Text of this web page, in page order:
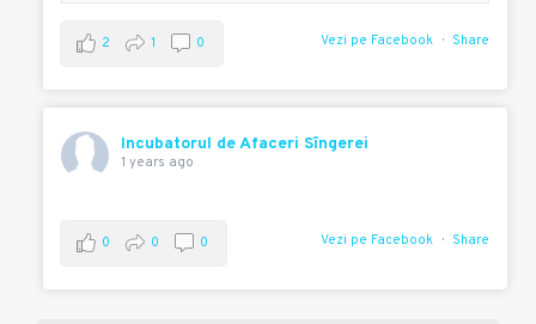
Vezi pe Facebook Share
2 1 0
Incubatorul de Afaceri Sîngerei
1 years ago
Vezi pe Facebook Share
0 0 0